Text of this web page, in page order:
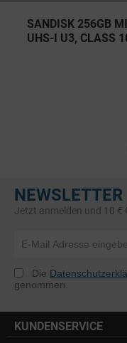
SANDISK 256GB
UHS-I U3, CLASS
NEWSLETTER
Jetzt anmelden und 10 €
Die
genommen.
KUNDENSERVICE